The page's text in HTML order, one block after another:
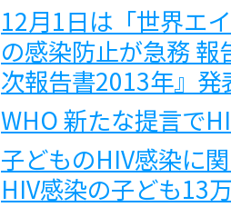
12月1日は「世界エ
の感染防止が急務
次報告書2013年』発
WHO 新たな提言で
子どものHIV感染に
HIV感染の子ども13